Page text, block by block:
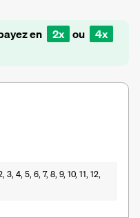
en 2x ou 4x
3, 4, 5, 6, 7, 8, 9, 10, 11, 12,